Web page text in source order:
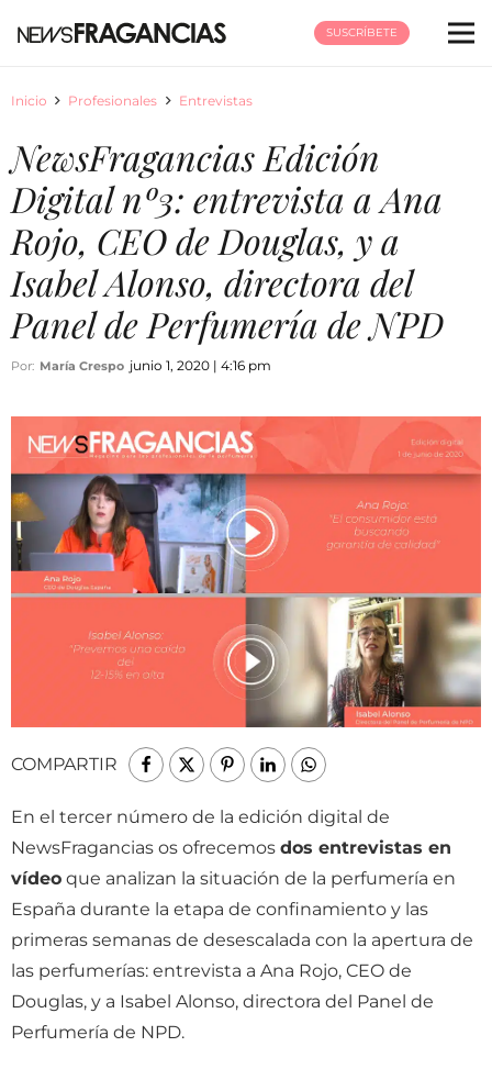
SUSCRÍBETE
Inicio Profesionales Entrevistas
NewsFragancias Edición
Digital nº3: entrevista a Ana
Rojo, CEO de Douglas, y a
Isabel Alonso, directora del
Panel de Perfumería de NPD
Por: María Crespo junio 1, 2020 | 4:16 pm
COMPARTIR
En el tercer número de la edición digital de
NewsFragancias os ofrecemos dos entrevistas en
vídeo que analizan la situación de la perfumería en
España durante la etapa de confinamiento y las
primeras semanas de desescalada con la apertura de
las perfumerías: entrevista a Ana Rojo, CEO de
Douglas, y a Isabel Alonso, directora del Panel de
Perfumería de NPD.